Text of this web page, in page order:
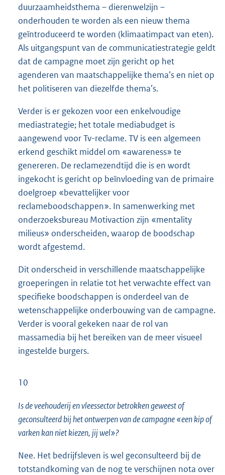
duurzaamheidsthema – dierenwelzijn –
onderhouden te worden als een nieuw thema
geïntroduceerd te worden (klimaatimpact van eten).
Als uitgangspunt van de communicatiestrategie geldt
dat de campagne moet zijn gericht op het
agenderen van maatschappelijke thema’s en niet op
het politiseren van diezelfde thema’s.
Verder is er gekozen voor een enkelvoudige
mediastrategie; het totale mediabudget is
aangewend voor Tv-reclame. TV is een algemeen
erkend geschikt middel om «awareness» te
genereren. De reclamezendtijd die is en wordt
ingekocht is gericht op beïnvloeding van de primaire
doelgroep «bevattelijker voor
reclameboodschappen». In samenwerking met
onderzoeksbureau Motivaction zijn «mentality
milieus» onderscheiden, waarop de boodschap
wordt afgestemd.
Dit onderscheid in verschillende maatschappelijke
groeperingen in relatie tot het verwachte effect van
specifieke boodschappen is onderdeel van de
wetenschappelijke onderbouwing van de campagne.
Verder is vooral gekeken naar de rol van
massamedia bij het bereiken van de meer visueel
ingestelde burgers.
10
Is de veehouderij en vleessector betrokken geweest of
geconsulteerd bij het ontwerpen van de campagne «een kip of
varken kan niet kiezen, jij wel»?
Nee. Het bedrijfsleven is wel geconsulteerd bij de
totstandkoming van de nog te verschijnen nota over